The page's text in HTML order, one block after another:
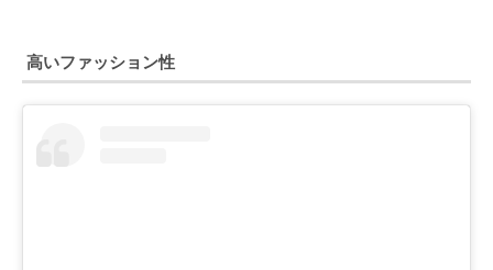
高いファッション性